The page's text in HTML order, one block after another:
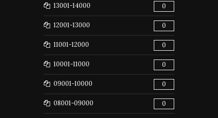
13001-14000 0
12001-13000 0
11001-12000 0
10001-11000 0
09001-10000 0
08001-09000 0